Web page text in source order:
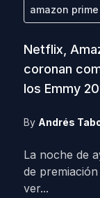
amazon
Netflix,
coronan
los Emmy
By Andrés
La noche de
de
ver...